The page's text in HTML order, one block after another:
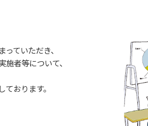
ていただき、
者等について、
おります。